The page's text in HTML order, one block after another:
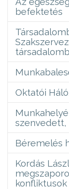
befektetés
Oktatói
Béremelés
Kordás
konfliktusok